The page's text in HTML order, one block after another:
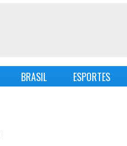
BRASIL ESPORTES